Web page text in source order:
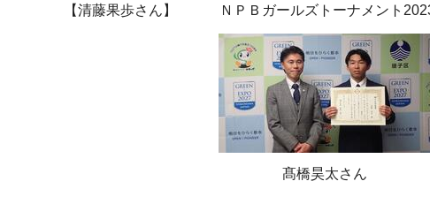
【清藤果歩さん】 ＮＰＢガールズトーナメント
髙橋昊太さん